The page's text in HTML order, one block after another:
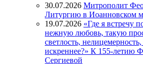
30.07.2026 Митрополит
Литургию в Иоанновском
19.07.2026 «Где я встречу
нежную любовь, такую
светлость,
искреннее?» К 155-летию
Сергиевой